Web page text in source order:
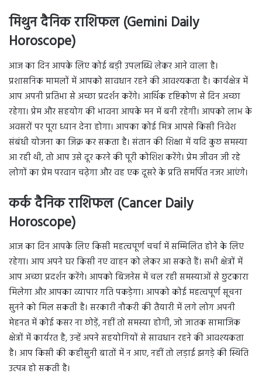
मिथुन दैनिक राशिफल (Gemini Daily
Horoscope)
आज का दिन आपके लिए कोई बड़ी उपलब्धि लेकर आने वाला है।
प्रशासनिक मामलों में आपको सावधान रहने की आवश्यकता है। कार्यक्षेत्र में
आप अपनी प्रतिभा से अच्छा प्रदर्शन करेंगे। आर्थिक दृष्टिकोण से दिन अच्छा
रहेगा। प्रेम और सहयोग की भावना आपके मन में बनी रहेगी। आपको लाभ के
अवसरों पर पूरा ध्यान देना होगा। आपका कोई मित्र आपसे किसी निवेश
संबंधी योजना का जिक्र कर सकता है। संतान की शिक्षा में यदि कुछ समस्या
आ रही थी, तो आप उसे दूर करने की पूरी कोशिश करेंगे। प्रेम जीवन जी रहे
लोगों का प्रेम परवान चढ़ेगा और वह एक दूसरे के प्रति समर्पित नजर आएंगे।
कर्क दैनिक राशिफल (Cancer Daily
Horoscope)
आज का दिन आपके लिए किसी महत्वपूर्ण चर्चा में सम्मिलित होने के लिए
रहेगा। आप अपने घर किसी नए वाहन को लेकर आ सकते हैं। सभी क्षेत्रों में
आप अच्छा प्रदर्शन करेंगे। आपको बिजनेस में चल रही समस्याओं से छुटकारा
मिलेगा और आपका व्यापार गति पकड़ेगा। आपको कोई महत्वपूर्ण सूचना
सुनने को मिल सकती है। सरकारी नौकरी की तैयारी में लगे लोग अपनी
मेहनत में कोई कसर ना छोड़ें, नहीं तो समस्या होगी, जो जातक सामाजिक
क्षेत्रों में कार्यरत है, उन्हें अपने सहयोगियों से सावधान रहने की आवश्यकता
है। आप किसी की कहीसुनी बातों में न आए, नहीं तो लड़ाई झगड़े की स्थिति
उत्पन्न हो सकती है।